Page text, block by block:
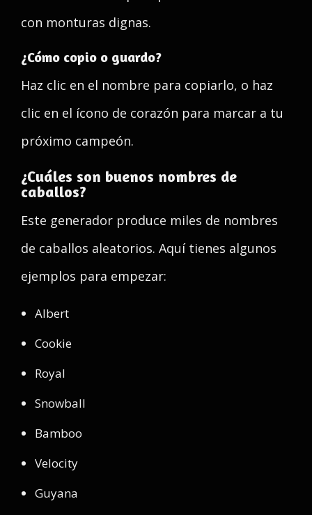
con monturas dignas.
¿Cómo copio o guardo?
Haz clic en el nombre para copiarlo, o haz
clic en el ícono de corazón para marcar a tu
próximo campeón.
¿Cuáles son buenos nombres de
caballos?
Este generador produce miles de nombres
de caballos aleatorios. Aquí tienes algunos
ejemplos para empezar:
Albert
Cookie
Royal
Snowball
Bamboo
Velocity
Guyana